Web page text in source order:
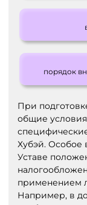
порядок
При
общие условия
Хубэй. Особое
Уставе
применением
Например, в